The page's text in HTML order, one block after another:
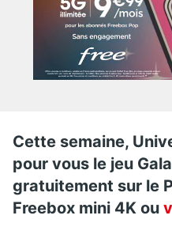
Cette semaine,
pour vous le jeu
gratuitement sur le
Freebox mini 4K ou